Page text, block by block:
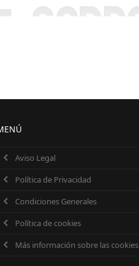
Aviso Legal
Política de Privacidad
Condiciones Generales
Política de cookies
Más información sobre las cookies